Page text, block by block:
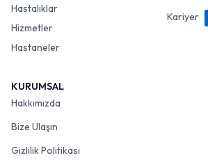
Hastalıklar
Hizmetler
Hastaneler
Kariyer
KURUMSAL
Hakkımızda
Bize Ulaşın
Gizlilik Politikası